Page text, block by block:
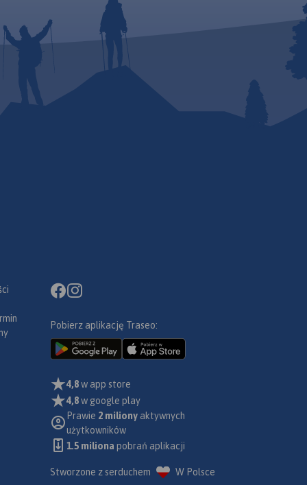
Pobierz aplikację Traseo:
4,8w app store
4,8w google play
Prawie 2 miliony aktywnych
użytkowników
1.5 miliona pobrań aplikacji
Stworzone z serduchem W Polsce